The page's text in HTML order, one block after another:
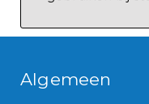
Algemeen